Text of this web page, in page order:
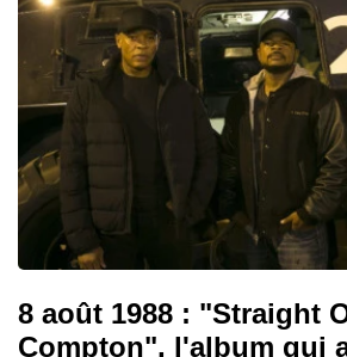
8 août 1988 : "Straight
Compton", l'album qui